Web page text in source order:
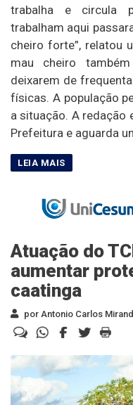
trabalha e circula
trabalham aqui
cheiro forte”, relatou
mau cheiro
deixarem de
físicas. A população
a situação. A redação
Prefeitura e aguarda
Atuação do
aumentar
caatinga
por Antonio Carlos